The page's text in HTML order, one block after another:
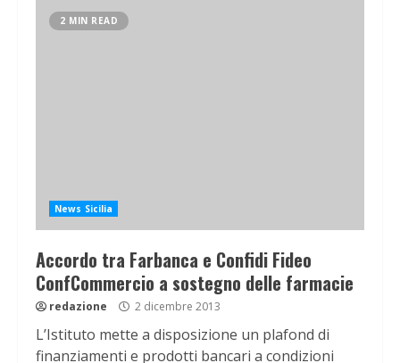
2 MIN READ
News Sicilia
Accordo tra Farbanca e Confidi Fideo
ConfCommercio a sostegno delle farmacie
redazione 2 dicembre 2013
L’Istituto mette a disposizione un plafond di
finanziamenti e prodotti bancari a condizioni